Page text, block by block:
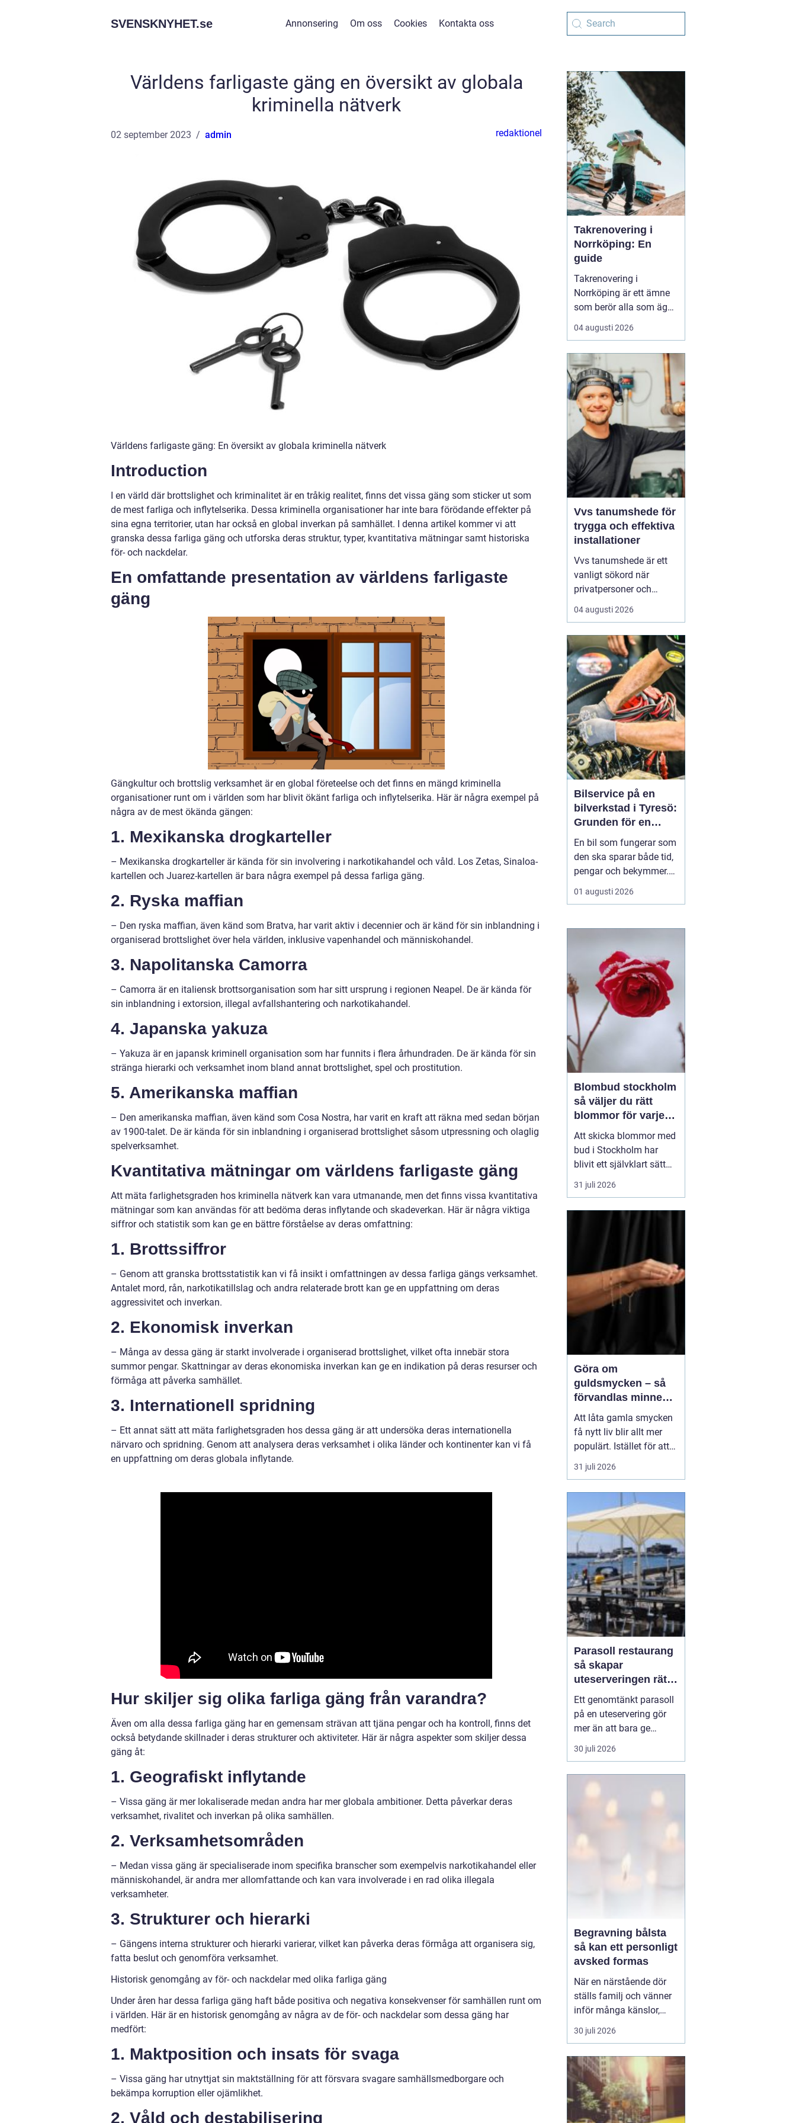
SVENSKNYHET.se Annonsering Om oss Cookies Kontakta oss
Världens farligaste gäng en översikt av globala
kriminella nätverk
02 september 2023 admin redaktionel
Världens farligaste gäng: En översikt av globala kriminella nätverk
Introduction
I en värld där brottslighet och kriminalitet är en tråkig realitet, finns det vissa gäng som sticker ut som
de mest farliga och inflytelserika. Dessa kriminella organisationer har inte bara förödande effekter på
sina egna territorier, utan har också en global inverkan på samhället. I denna artikel kommer vi att
granska dessa farliga gäng och utforska deras struktur, typer, kvantitativa mätningar samt historiska
för- och nackdelar.
En omfattande presentation av världens farligaste
gäng
Gängkultur och brottslig verksamhet är en global företeelse och det finns en mängd kriminella
organisationer runt om i världen som har blivit ökänt farliga och inflytelserika. Här är några exempel på
några av de mest ökända gängen:
1. Mexikanska drogkarteller
– Mexikanska drogkarteller är kända för sin involvering i narkotikahandel och våld. Los Zetas, Sinaloa-
kartellen och Juarez-kartellen är bara några exempel på dessa farliga gäng.
2. Ryska maffian
– Den ryska maffian, även känd som Bratva, har varit aktiv i decennier och är känd för sin inblandning i
organiserad brottslighet över hela världen, inklusive vapenhandel och människohandel.
3. Napolitanska Camorra
– Camorra är en italiensk brottsorganisation som har sitt ursprung i regionen Neapel. De är kända för
sin inblandning i extorsion, illegal avfallshantering och narkotikahandel.
4. Japanska yakuza
– Yakuza är en japansk kriminell organisation som har funnits i flera århundraden. De är kända för sin
stränga hierarki och verksamhet inom bland annat brottslighet, spel och prostitution.
5. Amerikanska maffian
– Den amerikanska maffian, även känd som Cosa Nostra, har varit en kraft att räkna med sedan början
av 1900-talet. De är kända för sin inblandning i organiserad brottslighet såsom utpressning och olaglig
spelverksamhet.
Kvantitativa mätningar om världens farligaste gäng
Att mäta farlighetsgraden hos kriminella nätverk kan vara utmanande, men det finns vissa kvantitativa
mätningar som kan användas för att bedöma deras inflytande och skadeverkan. Här är några viktiga
siffror och statistik som kan ge en bättre förståelse av deras omfattning:
1. Brottssiffror
– Genom att granska brottsstatistik kan vi få insikt i omfattningen av dessa farliga gängs verksamhet.
Antalet mord, rån, narkotikatillslag och andra relaterade brott kan ge en uppfattning om deras
aggressivitet och inverkan.
2. Ekonomisk inverkan
– Många av dessa gäng är starkt involverade i organiserad brottslighet, vilket ofta innebär stora
summor pengar. Skattningar av deras ekonomiska inverkan kan ge en indikation på deras resurser och
förmåga att påverka samhället.
3. Internationell spridning
– Ett annat sätt att mäta farlighetsgraden hos dessa gäng är att undersöka deras internationella
närvaro och spridning. Genom att analysera deras verksamhet i olika länder och kontinenter kan vi få
en uppfattning om deras globala inflytande.
Hur skiljer sig olika farliga gäng från varandra?
Även om alla dessa farliga gäng har en gemensam strävan att tjäna pengar och ha kontroll, finns det
också betydande skillnader i deras strukturer och aktiviteter. Här är några aspekter som skiljer dessa
gäng åt:
1. Geografiskt inflytande
– Vissa gäng är mer lokaliserade medan andra har mer globala ambitioner. Detta påverkar deras
verksamhet, rivalitet och inverkan på olika samhällen.
2. Verksamhetsområden
– Medan vissa gäng är specialiserade inom specifika branscher som exempelvis narkotikahandel eller
människohandel, är andra mer allomfattande och kan vara involverade i en rad olika illegala
verksamheter.
3. Strukturer och hierarki
– Gängens interna strukturer och hierarki varierar, vilket kan påverka deras förmåga att organisera sig,
fatta beslut och genomföra verksamhet.
Historisk genomgång av för- och nackdelar med olika farliga gäng
Under åren har dessa farliga gäng haft både positiva och negativa konsekvenser för samhällen runt om
i världen. Här är en historisk genomgång av några av de för- och nackdelar som dessa gäng har
medfört:
1. Maktposition och insats för svaga
– Vissa gäng har utnyttjat sin maktställning för att försvara svagare samhällsmedborgare och
bekämpa korruption eller ojämlikhet.
2. Våld och destabilisering
Takrenovering i
Norrköping: En
guide
Takrenovering i
Norrköping är ett ämne
som berör alla som äger
hus, radhus eller
flerfamiljshus i området.
viktigaste skydd mot
regn, snö och fukt, och
en i tid genomförd
renovering kan sp...
04 augusti 2026
Vvs tanumshede för
trygga och effektiva
installationer
Vvs tanumshede är ett
vanligt sökord när
privatpersoner och
företag behöver hjälp
med värme, vatten och
Många undrar vad som
skiljer en seriös vvs
partner från en tillfällig
lösning, hur en
installation bör gå till
och vilka...
04 augusti 2026
Bilservice på en
bilverkstad i Tyresö:
Grunden för en
trygg och hållbar
bilvardag
En bil som fungerar som
den ska sparar både tid,
pengar och bekymmer.
För många förare blir
servicefrågan ändå
tills en varningslampa
känns fel. Ge...
01 augusti 2026
Blombud stockholm
så väljer du rätt
blommor för varje
tillfälle
Att skicka blommor med
bud i Stockholm har
blivit ett självklart sätt
att visa omtanke, fira
stora händelser eller
svårt att formulera i ord.
sekunder, oavsett om
mottagaren befinner sig
på konto...
31 juli 2026
Göra om
guldsmycken – så
förvandlas minnen
till nya favoriter
Att låta gamla smycken
få nytt liv blir allt mer
populärt. Istället för att
låta arvegods ligga i en
låda kan de formas om
passar stilen i dag och
bär med sig historien.
N&au...
31 juli 2026
Parasoll restaurang
så skapar
uteserveringen rätt
känsla året runt
Ett genomtänkt parasoll
på en uteservering gör
mer än att bara ge
skugga. Det påverkar hur
länge gästerna stannar,
och om de väljer att
komma tillbaka. När
kraven på komfort,
30 juli 2026
Begravning bålsta
så kan ett personligt
avsked formas
När en närstående dör
ställs familj och vänner
inför många känslor,
men också praktiska
beslut.
ceremoni i någon av
Håbo församlings kyrkor
eller ka...
30 juli 2026